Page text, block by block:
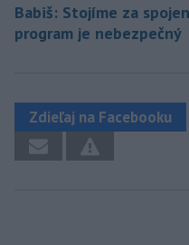
Babiš: Stojíme za
program je nebezpečný
Zdieľaj na Facebooku